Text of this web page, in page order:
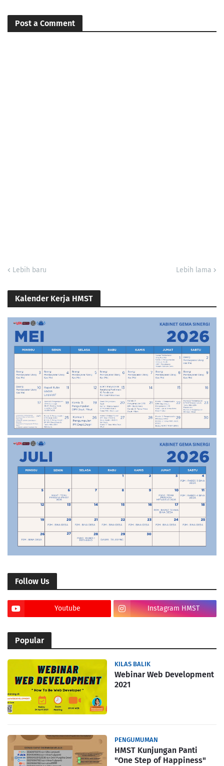
Post a Comment
Lebih baru Lebih lama
Kalender Kerja HMST
Follow Us
Youtube Instagram HMST
Popular
KILAS BALIK
Webinar Web Development
2021
PENGUMUMAN
HMST Kunjungan Panti
"One Step of Happiness"